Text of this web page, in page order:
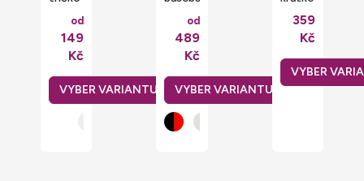
dlouhým
rukávem
od
149
Kč
kapucí
Just
od
489
Kč
dvojbalení,
95%
359
Kč